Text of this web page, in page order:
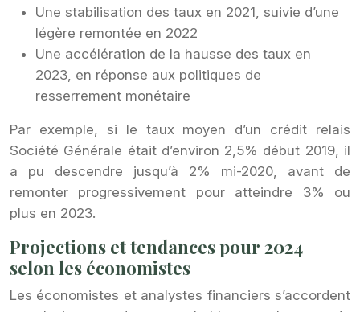
Une stabilisation des taux en 2021, suivie d’une
légère remontée en 2022
Une accélération de la hausse des taux en
2023, en réponse aux politiques de
resserrement monétaire
Par exemple, si le taux moyen d’un crédit relais
Société Générale était d’environ 2,5% début 2019, il
a pu descendre jusqu’à 2% mi-2020, avant de
remonter progressivement pour atteindre 3% ou
plus en 2023.
Projections et tendances pour 2024
selon les économistes
Les économistes et analystes financiers s’accordent